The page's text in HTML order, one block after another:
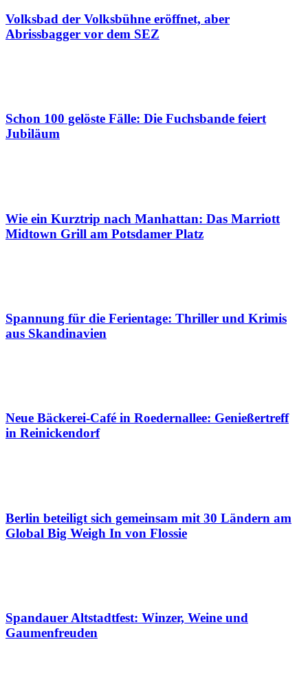
Volksbad der Volksbühne eröffnet, aber
Abrissbagger vor dem SEZ
Schon 100 gelöste Fälle: Die Fuchsbande feiert
Jubiläum
Wie ein Kurztrip nach Manhattan: Das Marriott
Midtown Grill am Potsdamer Platz
Spannung für die Ferientage: Thriller und Krimis
aus Skandinavien
Neue Bäckerei-Café in Roedernallee: Genießertreff
in Reinickendorf
Berlin beteiligt sich gemeinsam mit 30 Ländern am
Global Big Weigh In von Flossie
Spandauer Altstadtfest: Winzer, Weine und
Gaumenfreuden